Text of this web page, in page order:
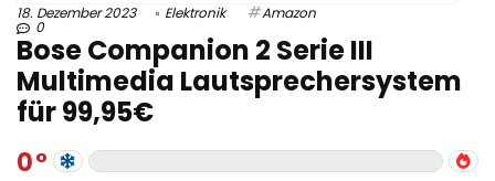
18. Dezember 2023 Elektronik Amazon
0
Bose Companion 2 Serie III
Multimedia Lautsprechersystem
für 99,95€
0